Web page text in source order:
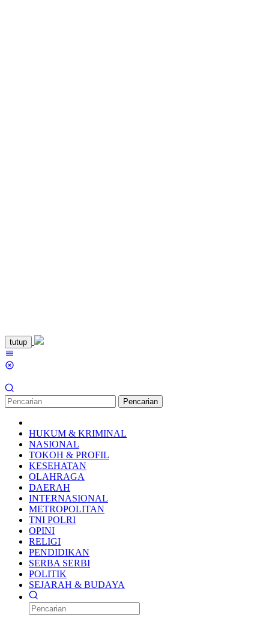
Loncat
ke
konten
tutup
Pencarian
HUKUM & KRIMINAL
NASIONAL
TOKOH & PROFIL
KESEHATAN
OLAHRAGA
DAERAH
INTERNASIONAL
METROPOLITAN
TNI POLRI
OPINI
RELIGI
PENDIDIKAN
SERBA SERBI
POLITIK
SEJARAH & BUDAYA